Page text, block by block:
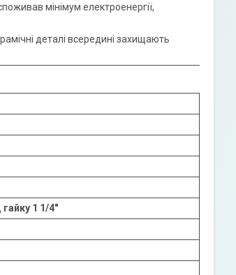
мінімум електроенергії,
деталі всередині захищають
гайку 1 1/4"